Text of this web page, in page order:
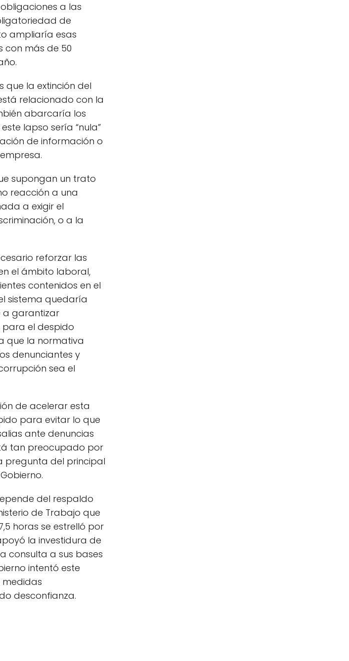
a las
de
ampliaría esas
con más de 50
que la extinción del
relacionado con la
abarcaría los
lapso sería “nula”
de información o
supongan un trato
reacción a una
a exigir el
o a la
reforzar las
el ámbito laboral,
contenidos en el
sistema quedaría
a garantizar
para el despido
que la normativa
denunciantes y
sea el
de acelerar esta
para evitar lo que
ante denuncias
tan preocupado por
pregunta del principal
del respaldo
de Trabajo que
horas se estrelló por
la investidura de
consulta a sus bases
intentó este
medidas
desconfianza.